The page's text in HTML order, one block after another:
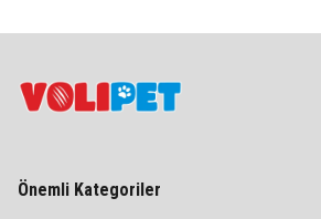
Önemli Kategoriler